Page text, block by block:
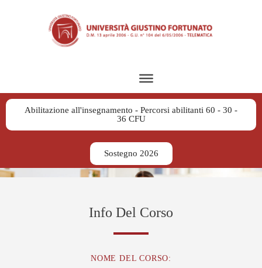
Abilitazione all'insegnamento - Percorsi abilitanti 60 - 30 -
36 CFU
Sostegno 2026
Info Del Corso
NOME DEL CORSO: